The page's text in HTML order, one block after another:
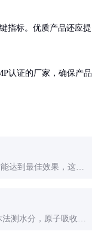
指标。优质产品还应提
认证的厂家，确保产品
达到最佳效果，这与
测水分，原子吸收法